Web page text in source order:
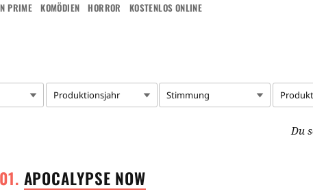
PRIME KOMÖDIEN HORROR KOSTENLOS ONLINE
Produktionsjahr Stimmung
Du
APOCALYPSE NOW